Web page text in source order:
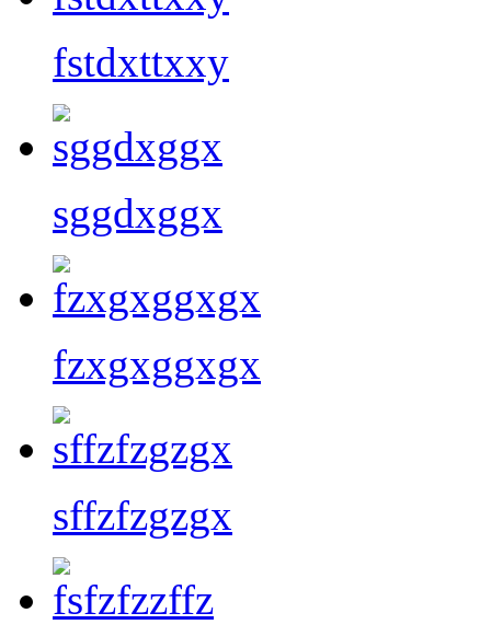
fstdxttxxy
sggdxggx
fzxgxggxgx
sffzfzgzgx